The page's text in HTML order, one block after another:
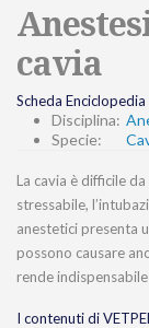
cavia
Scheda Enciclopedia
Disciplina:
Specie:
La cavia è difficile
stressabile,
anestetici presenta
possono causare
rende
I contenuti di